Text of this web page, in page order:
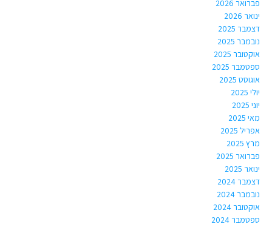
פברואר 2026
ינואר 2026
דצמבר 2025
נובמבר 2025
אוקטובר 2025
ספטמבר 2025
אוגוסט 2025
יולי 2025
יוני 2025
מאי 2025
אפריל 2025
מרץ 2025
פברואר 2025
ינואר 2025
דצמבר 2024
נובמבר 2024
אוקטובר 2024
ספטמבר 2024